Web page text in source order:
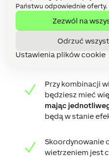
Państwu odpowiednie oferty.
Zezwól na
Odrzuć
Ustawienia plików cookie
Na co
podczas
ogrzewaniem:
N
Przy kombinacji
będziesz mieć
mając
będą w stanie
N
Skoordynowanie
wietrzeniem jest